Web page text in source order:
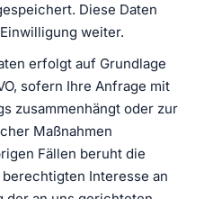
Diese Daten
weiter.
erfolgt auf Grundlage
sofern Ihre Anfrage mit
zusammenhängt oder zur
Maßnahmen
Fällen beruht die
Interesse an